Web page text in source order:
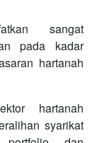
sangat
pada kadar
hartanah
hartanah
syarikat